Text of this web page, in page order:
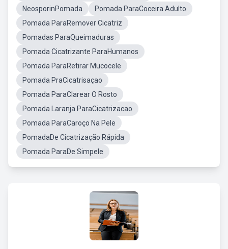
NeosporinPomada
Pomada ParaCoceira Adulto
Pomada ParaRemover Cicatriz
Pomadas ParaQueimaduras
Pomada Cicatrizante ParaHumanos
Pomada ParaRetirar Mucocele
Pomada PraCicatrisaçao
Pomada ParaClarear O Rosto
Pomada Laranja ParaCicatrizacao
Pomada ParaCaroço Na Pele
PomadaDe Cicatrização Rápida
Pomada ParaDe Simpele